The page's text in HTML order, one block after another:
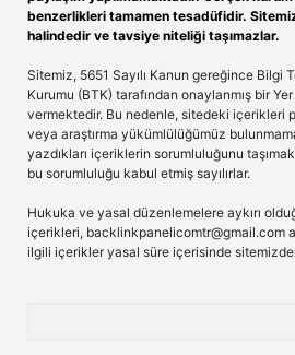
benzerlikleri tamamen tesadüfidir.
halindedir ve tavsiye niteliği taşımazlar.
Sitemiz, 5651 Sayılı Kanun gereğince Bilgi
Kurumu (BTK) tarafından onaylanmış bir
vermektedir. Bu nedenle, sitedeki içerikleri
veya araştırma yükümlülüğümüz
yazdıkları içeriklerin sorumluluğunu
bu sorumluluğu kabul etmiş sayılırlar.
Hukuka ve yasal düzenlemelere aykırı
içerikleri, backlinkpanelicomtr@gmail.com
ilgili içerikler yasal süre içerisinde